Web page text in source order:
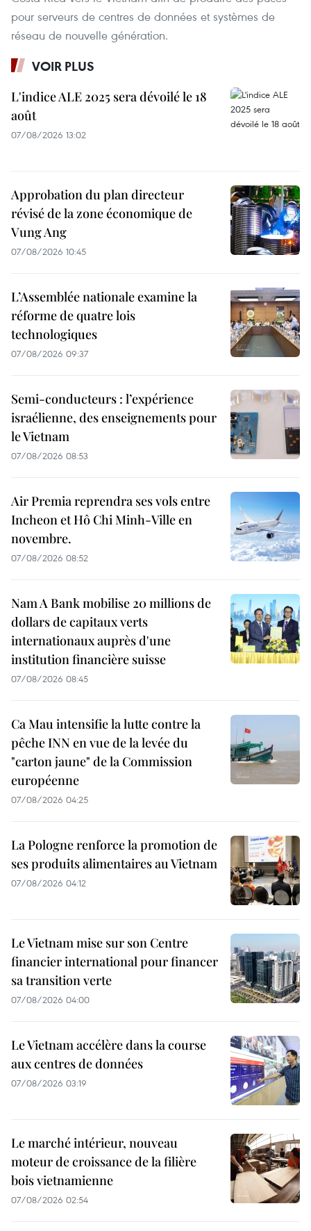
pour serveurs de centres de données et systèmes de
réseau de nouvelle génération.
VOIR PLUS
L'indice ALE 2025 sera dévoilé le 18
août
07/08/2026 13:02
Approbation du plan directeur
révisé de la zone économique de
Vung Ang
07/08/2026 10:45
L’Assemblée nationale examine la
réforme de quatre lois
technologiques
07/08/2026 09:37
Semi-conducteurs : l’expérience
israélienne, des enseignements pour
le Vietnam
07/08/2026 08:53
Air Premia reprendra ses vols entre
Incheon et Hô Chi Minh-Ville en
novembre.
07/08/2026 08:52
Nam A Bank mobilise 20 millions de
dollars de capitaux verts
internationaux auprès d'une
institution financière suisse
07/08/2026 08:45
Ca Mau intensifie la lutte contre la
pêche INN en vue de la levée du
"carton jaune" de la Commission
européenne
07/08/2026 04:25
La Pologne renforce la promotion de
ses produits alimentaires au Vietnam
07/08/2026 04:12
Le Vietnam mise sur son Centre
financier international pour financer
sa transition verte
07/08/2026 04:00
Le Vietnam accélère dans la course
aux centres de données
07/08/2026 03:19
Le marché intérieur, nouveau
moteur de croissance de la filière
bois vietnamienne
07/08/2026 02:54